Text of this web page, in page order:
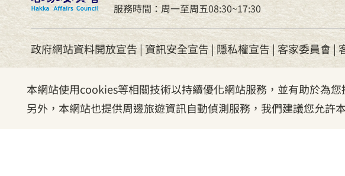
本網站使用cookies等相關技術以持續優化網站服務，並有助於為
另外，本網站也提供周邊旅遊資訊自動偵測服務，我們建議您允許
服務時間：周一至周五08:30~17:30
政府網站資料開放宣告|資訊安全宣告| 隱私權宣告 | 客家委員會|